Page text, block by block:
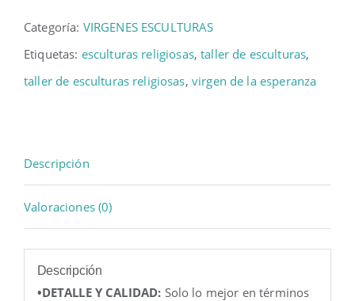
Categoría: VIRGENES ESCULTURAS
Etiquetas: esculturas religiosas,taller de esculturas,
taller de esculturas religiosas, virgen de la esperanza
Descripción
Valoraciones (0)
Descripción
•DETALLE Y CALIDAD: Solo lo mejor en términos